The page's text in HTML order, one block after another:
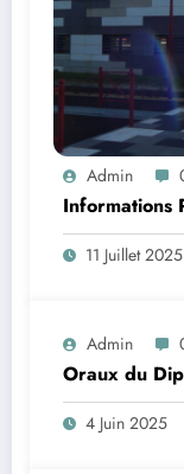
Admin
11 Juillet 2025
Admin
Oraux du
4 Juin 2025